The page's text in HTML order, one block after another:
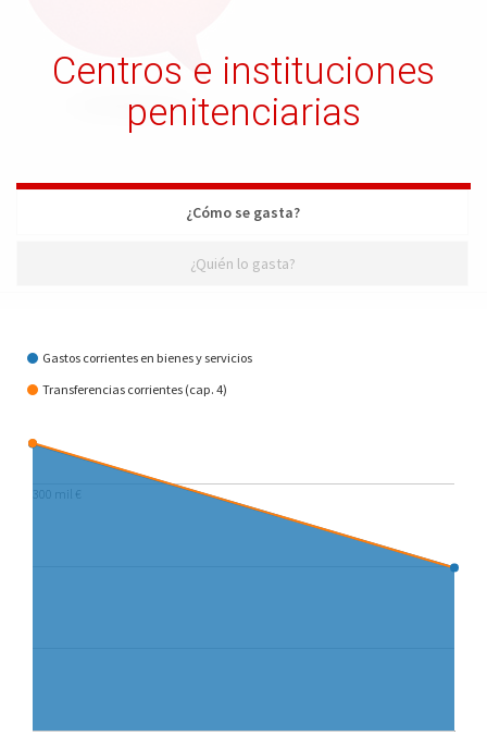
Centros e instituciones
penitenciarias
¿Cómo se gasta?
¿Quién lo gasta?
¿Cómo se gasta?
Gastos corrientes en bienes y servicios
Transferencias corrientes (cap. 4)
300 mil €